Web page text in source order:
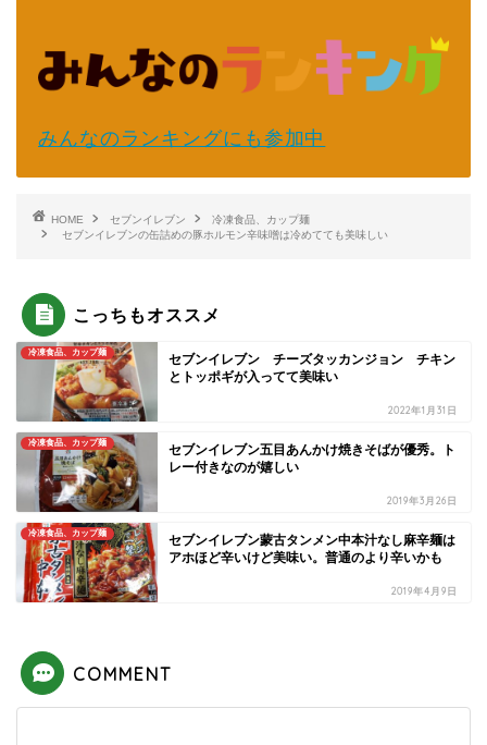
みんなのランキングにも参加中
HOME セブンイレブン
冷凍食品、カップ麺
セブンイレブンの缶詰めの豚ホルモン辛味噌は冷めてても美味しい
こっちもオススメ
冷凍食品、カップ麺
セブンイレブン チーズタッカンジョン チキン
とトッポギが入ってて美味い
2022年1月31日
冷凍食品、カップ麺
セブンイレブン五目あんかけ焼きそばが優秀。ト
レー付きなのが嬉しい
2019年3月26日
冷凍食品、カップ麺
セブンイレブン蒙古タンメン中本汁なし麻辛麺は
アホほど辛いけど美味い。普通のより辛いかも
2019年4月9日
COMMENT